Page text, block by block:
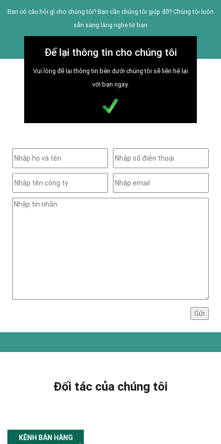
Bạn có câu hỏi gì cho chúng tôi? Bạn cần chúng tôi giúp đỡ? Chúng tôi luôn
sẵn sàng lắng nghe từ bạn
Để lại thông tin cho chúng tôi
Vui lòng để lại thông tin bên dưới chúng tôi sẽ liên hệ lại
với bạn ngay.
Đối tác của chúng tôi
KÊNH BÁN HÀNG